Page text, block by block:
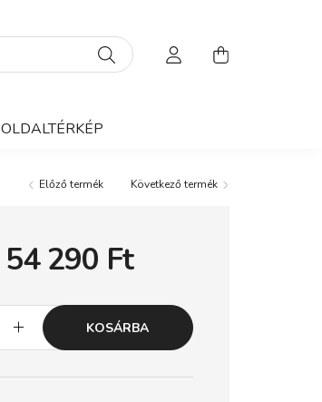
OLDALTÉRKÉP
Előző termék Következő termék
54 290 Ft
KOSÁRBA